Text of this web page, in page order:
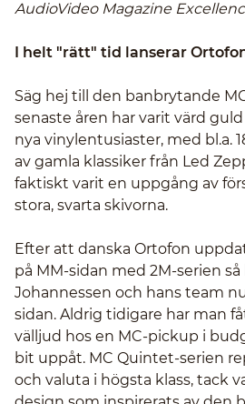
AudioVideo Magazine
I helt "rätt" tid lanserar
Säg hej till den banbrytande
senaste åren har varit värd
nya vinylentusiaster, med bl.a.
av gamla klassiker från Led
faktiskt varit en uppgång av
stora, svarta skivorna.
Efter att danska Ortofon
på MM-sidan med 2M-serien så
Johannessen och hans team
sidan. Aldrig tidigare har man
välljud hos en MC-pickup i
bit uppåt. MC Quintet-serien
och valuta i högsta klass, tack